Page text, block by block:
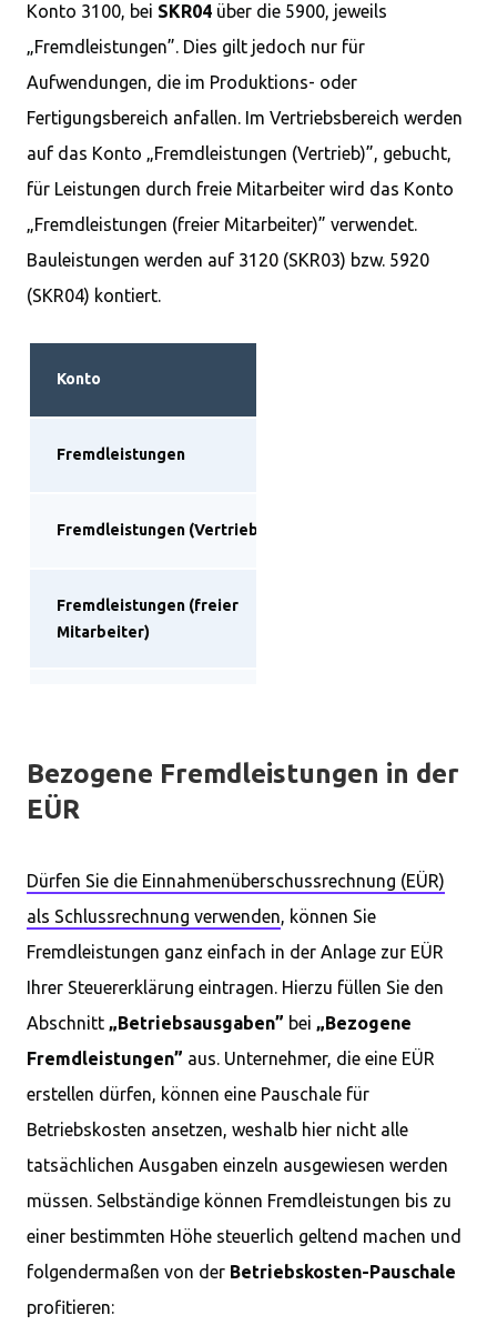
Konto 3100, bei SKR04 über die 5900, jeweils
„Fremdleistungen”. Dies gilt jedoch nur für
Aufwendungen, die im Produktions- oder
Fertigungsbereich anfallen. Im Vertriebsbereich werden
auf das Konto „Fremdleistungen (Vertrieb)”, gebucht,
für Leistungen durch freie Mitarbeiter wird das Konto
„Fremdleistungen (freier Mitarbeiter)” verwendet.
Bauleistungen werden auf 3120 (SKR03) bzw. 5920
(SKR04) kontiert.
Konto
Fremdleistungen
Fremdleistungen (Vertrieb)
Fremdleistungen (freier
Mitarbeiter)
Bezogene Fremdleistungen in der
EÜR
Dürfen Sie die Einnahmenüberschussrechnung (EÜR)
als Schlussrechnung verwenden, können Sie
Fremdleistungen ganz einfach in der Anlage zur EÜR
Ihrer Steuererklärung eintragen. Hierzu füllen Sie den
Abschnitt „Betriebsausgaben” bei „Bezogene
Fremdleistungen” aus. Unternehmer, die eine EÜR
erstellen dürfen, können eine Pauschale für
Betriebskosten ansetzen, weshalb hier nicht alle
tatsächlichen Ausgaben einzeln ausgewiesen werden
müssen. Selbständige können Fremdleistungen bis zu
einer bestimmten Höhe steuerlich geltend machen und
folgendermaßen von der Betriebskosten-Pauschale
profitieren: